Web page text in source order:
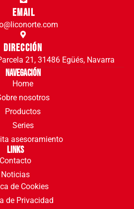
Email
Dirección
21, 31486 Egüés, Navarra
Navegación
Home
nosotros
Productos
Series
asesoramiento
Links
Contacto
Noticias
de Cookies
de Privacidad